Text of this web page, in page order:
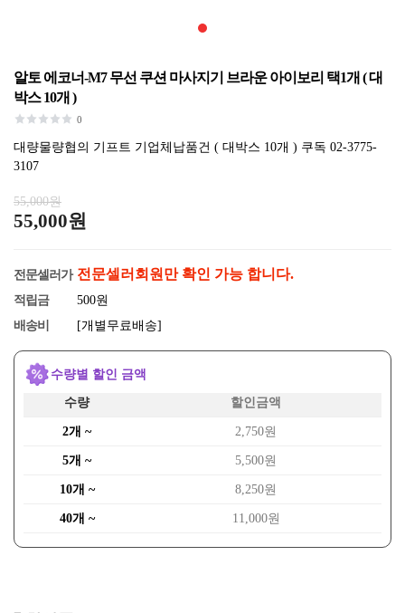
알토 에코너-M7 무선 쿠션 마사지기 브라운 아이보리 택1개 ( 대
박스 10개 )
0
대량물량협의 기프트 기업체납품건 ( 대박스 10개 ) 쿠독 02-3775-
3107
55,000원
55,000원
전문셀러가 전문셀러회원만 확인 가능 합니다.
적립금
500원
배송비
[개별무료배송]
수량별 할인 금액
수량 할인금액
2개 ~ 2,750원
5개 ~ 5,500원
10개 ~ 8,250원
40개 ~ 11,000원